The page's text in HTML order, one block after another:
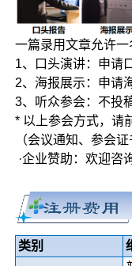
一篇录用文章允许一
1、口头演讲：申请
2、海报展示：申请
3、听众参会：不投
* 以上参会方式，请
（会议通知、参会证
·企业赞助：欢迎咨
类别